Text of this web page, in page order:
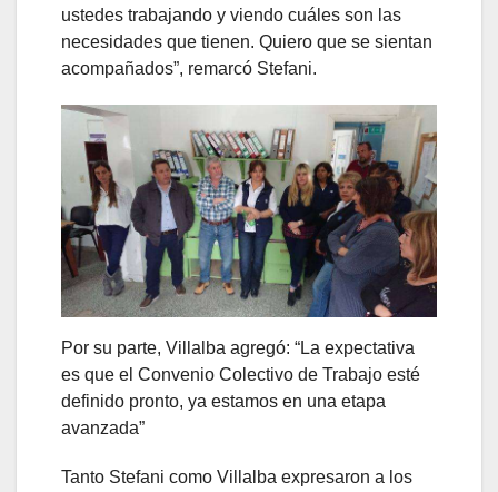
ustedes trabajando y viendo cuáles son las
necesidades que tienen. Quiero que se sientan
acompañados”, remarcó Stefani.
Por su parte, Villalba agregó: “La expectativa
es que el Convenio Colectivo de Trabajo esté
definido pronto, ya estamos en una etapa
avanzada”
Tanto Stefani como Villalba expresaron a los